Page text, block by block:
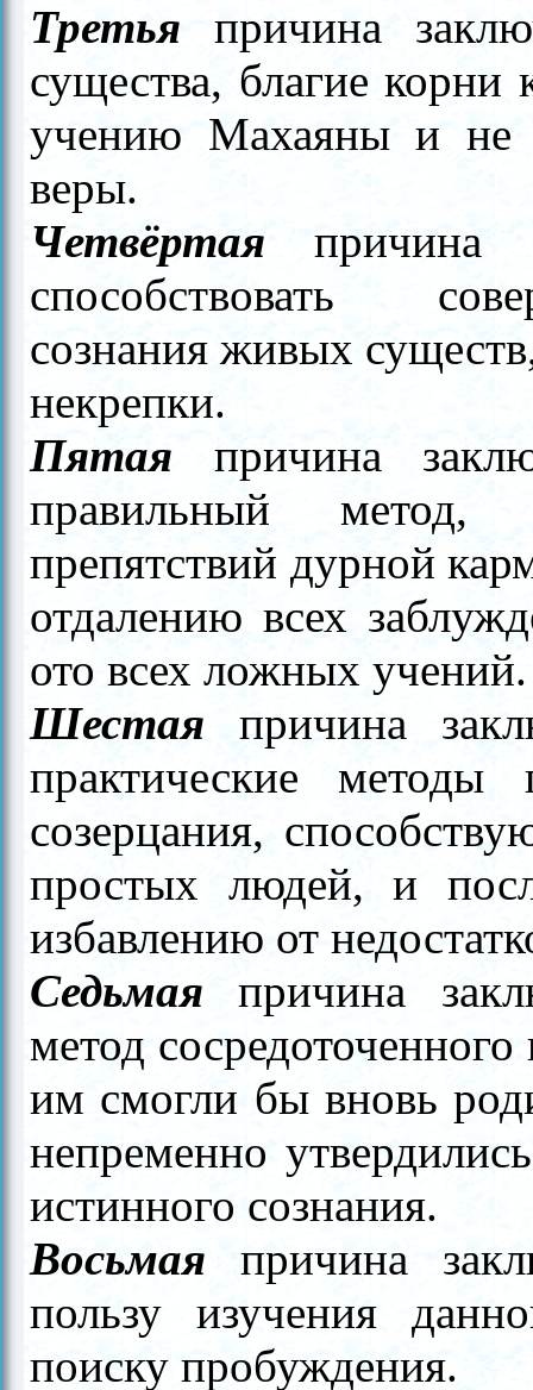
Третья причина
существа, благие корни
учению Махаяны и не
веры.
Четвёртая причина
способствовать
сознания живых
некрепки.
Пятая причина
правильный
препятствий дурной
отдалению всех
ото всех ложных учений.
Шестая причина
практические методы
созерцания,
простых людей, и
избавлению от
Седьмая причина
метод
им смогли бы вновь
непременно
истинного сознания.
Восьмая причина
пользу изучения
поиску пробуждения.